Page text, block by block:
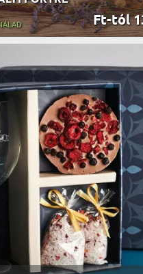
Ft-tól